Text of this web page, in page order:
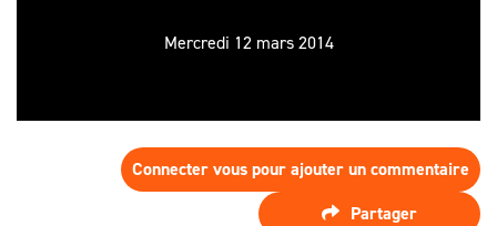
Mercredi 12 mars 2014
Connecter vous pour ajouter un commentaire
Partager
D'UN